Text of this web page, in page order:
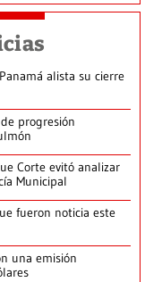
alista su cierre
progresión
Corte evitó analizar
Municipal
fueron noticia este
una emisión